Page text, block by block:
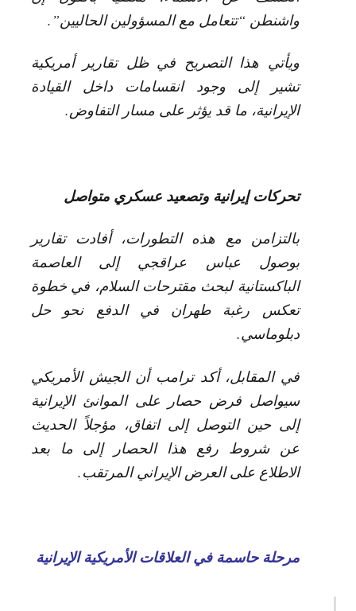
واشنطن “تتعامل مع المسؤولين الحاليين”.
ويأتي هذا التصريح في ظل تقارير أمريكية
تشير إلى وجود انقسامات داخل القيادة
الإيرانية، ما قد يؤثر على مسار التفاوض.
تحركات إيرانية وتصعيد عسكري متواصل
بالتزامن مع هذه التطورات، أفادت تقارير
بوصول عباس عراقجي إلى العاصمة
الباكستانية لبحث مقترحات السلام، في خطوة
تعكس رغبة طهران في الدفع نحو حل
دبلوماسي.
في المقابل، أكد ترامب أن الجيش الأمريكي
سيواصل فرض حصار على الموانئ الإيرانية
إلى حين التوصل إلى اتفاق، مؤجلاً الحديث
عن شروط رفع هذا الحصار إلى ما بعد
الاطلاع على العرض الإيراني المرتقب.
مرحلة حاسمة في العلاقات الأمريكية الإيرانية